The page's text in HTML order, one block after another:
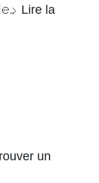
Lire la
un